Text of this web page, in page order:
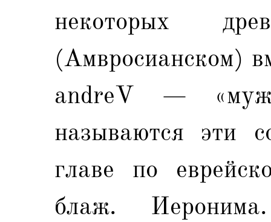
некоторых
(Амвросианском)
andreV —
называются эти
главе по
блаж.